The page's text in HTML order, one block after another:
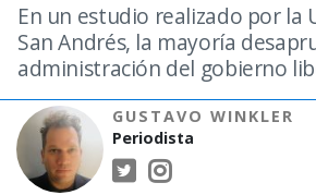
En un estudio realizado por la
San Andrés, la mayoría
administración del gobierno
GUSTAVO WINKLER
Periodista